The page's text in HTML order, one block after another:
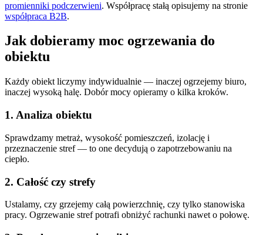
promienniki podczerwieni. Współpracę stałą opisujemy na stronie
współpraca B2B.
Jak dobieramy moc ogrzewania do
obiektu
Każdy obiekt liczymy indywidualnie — inaczej ogrzejemy biuro,
inaczej wysoką halę. Dobór mocy opieramy o kilka kroków.
1. Analiza obiektu
Sprawdzamy metraż, wysokość pomieszczeń, izolację i
przeznaczenie stref — to one decydują o zapotrzebowaniu na
ciepło.
2. Całość czy strefy
Ustalamy, czy grzejemy całą powierzchnię, czy tylko stanowiska
pracy. Ogrzewanie stref potrafi obniżyć rachunki nawet o połowę.